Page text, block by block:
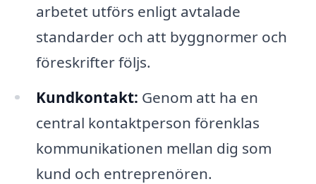
arbetet utförs enligt avtalade
standarder och att byggnormer och
föreskrifter följs.
Kundkontakt: Genom att ha en
central kontaktperson förenklas
kommunikationen mellan dig som
kund och entreprenören.